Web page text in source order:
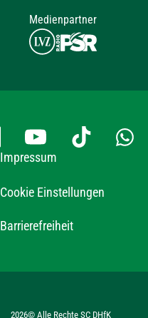
Medienpartner
Impressum
Cookie Einstellungen
Barrierefreiheit
2026© Alle Rechte SC DHfK